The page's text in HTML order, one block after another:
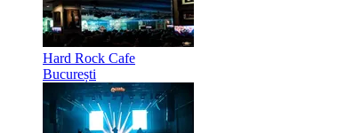
Hard Rock Cafe
București